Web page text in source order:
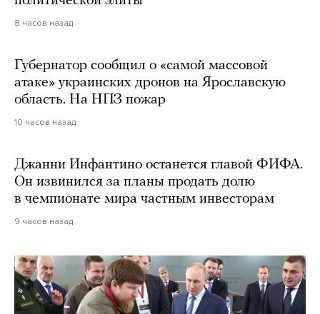
8 часов назад
Губернатор сообщил о «самой массовой
атаке» украинских дронов на Ярославскую
область. На НПЗ пожар
10 часов назад
Джанни Инфантино останется главой ФИФА.
Он извинился за планы продать долю
в чемпионате мира частным инвесторам
9 часов назад